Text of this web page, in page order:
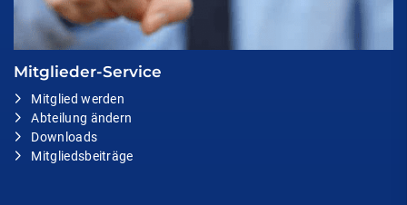
Mitglieder-Service
Mitglied werden
Abteilung ändern
Downloads
Mitgliedsbeiträge